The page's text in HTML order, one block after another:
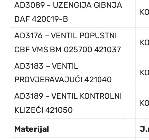
AD3089 – UZENGIJA GIBNJA
DAF 420019-B
AD3176 – VENTIL POPUSTNI
CBF VMS BM 025700 421037
AD3183 – VENTIL
PROVJERAVAJUĆI 421040
AD3189 – VENTIL KONTROLNI
KLIZEĆI 421050
Materijal J